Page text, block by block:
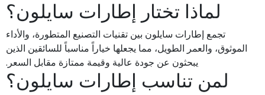
لماذا تختار إطارات سايلون؟
تجمع إطارات سايلون بين تقنيات التصنيع المتطورة، والأداء
الموثوق، والعمر الطويل، مما يجعلها خياراً مناسباً للسائقين الذين
يبحثون عن جودة عالية وقيمة ممتازة مقابل السعر.
لمن تناسب إطارات سايلون؟